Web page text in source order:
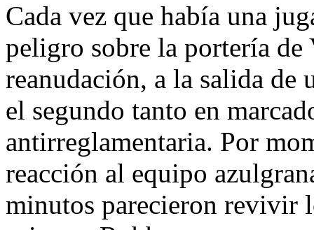
Cada vez que había una
peligro sobre la portería de
reanudación, a la salida
el segundo tanto en
antirreglamentaria. Por
reacción al equipo
minutos parecieron revivir